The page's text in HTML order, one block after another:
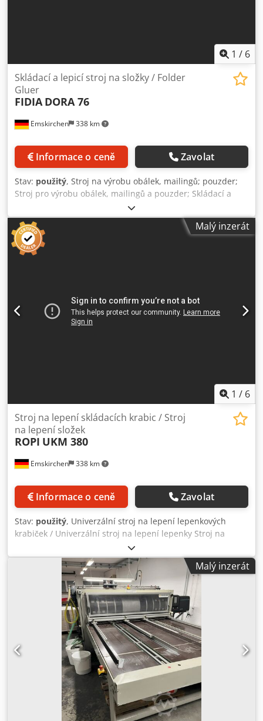
1 / 6
Emskirchen 338 km
Skládací a lepicí stroj na složky / Folder
Gluer
FIDIA DORA 76
Informace o ceně Zavolat
Stav: použitý, Stroj na výrobu obálek, mailingů; pouzder;
Stroj pro výrobu obálek, mailingů a pouzder; Skládací a
lepicí stroj na obálky / Folder Gluer FIDIA DORA 76
Dedpfxjzqtp Do Ai Tskr Rok výroby / Year 2000 Podavač
plochých stohů / Flat Pile Feeder Formát min. 150 x 240 mm
– max. 760 x 1000 mm Zařízení na tavení termoplastického
lepidla / Hot-melt adhesive melter ROBATECH Concept 8
vyzkoušení.
Malý inzerát
1 / 6
Emskirchen 338 km
Stroj na lepení skládacích krabic / Stroj
na lepení složek
ROPI UKM 380
Informace o ceně Zavolat
Stav: použitý, Univerzální stroj na lepení lepenkových
krabiček / Univerzální stroj na lepení lepenky Stroj na
lepení lepenkových krabiček / Stroj na lepení lepenky ROPI
UKM 380 Rok výroby / Year 2003 Formát / Velikost min. 60 x
100 mm - 500 x 420 mm Rychlost / (Rychlost pásu) max. 5
000 cyklů/h Gramáž materiálu / Materiál 150–450 g/m2
Disperzní studené lepidlo / disperzní lepidlo Podávací
systém s podtlakovým pásem pro nepřetržitý provoz /
Podávací systém s podtlakovým pásem pro nepřetržitý
provoz Rozměry stroje / Rozměry stroje Stroj, délka 550 cm
x šířka 80 cm x výška 88 cm Hmotnost stroje / Hmotnost
stroje 650 kg Online kontrola stroje prostřednictvím videa
pomocí WhatsApp – MS Zoom – Telegram K dispozici na
skladě v Emskirchen/Norimberku – ihned k dispozici –
možnost vyzkoušení Dsdeznhtfjpfx Ai Tskr
Malý inzerát